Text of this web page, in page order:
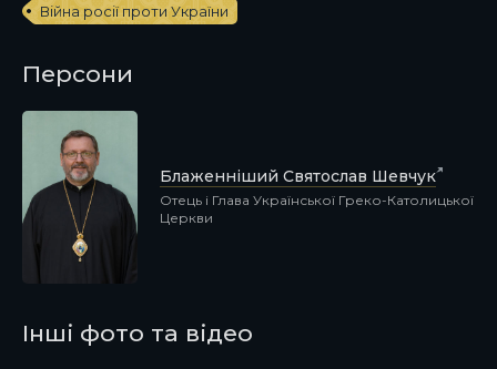
Війна росії проти України
Персони
Блаженніший Святослав Шевчук
Отець і Глава Української Греко-Католицької
Церкви
Інші фото та відео